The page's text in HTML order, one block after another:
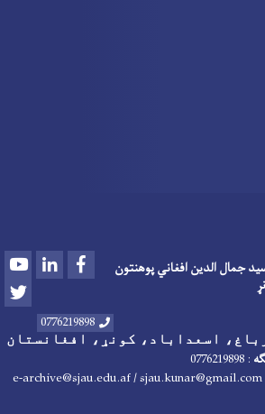
جمال الدین افغاني پوهنتون YoutubeLinkedInFacebook
0776219898
اسعداباد، کونړ، افغانستان
:
0776219898